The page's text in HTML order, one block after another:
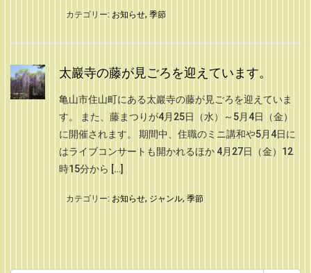
カテゴリー: お知らせ, 季節
太巖寺の藤が見ごろを迎えています。
亀山市住山町にある太巖寺の藤が見ごろを迎えていま
す。 また、藤まつりが4月25日（水）～5月4日（金）
に開催されます。 期間中、住職のミニ講和や5月4日に
はライブコンサートも開かれるほか 4月27日（金）12
時15分から […]
カテゴリー: お知らせ, ジャンル, 季節